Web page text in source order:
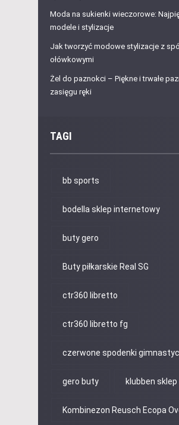
Moda na sukienki wieczorowe:
modele i stylizacje
Jak tworzyć modowe stylizacje z
ołówkowymi
Żel do paznokci – Piękne i trwałe
zasięgu ręki
TAGI
bb sports
bodella sklep internetowy
buty gero
Buty piłkarskie Real SG
ctr360 libretto
ctr360 libretto fg
czerwone spodenki
gero buty klubben sklep
Kombinezon Reusch Ecopa